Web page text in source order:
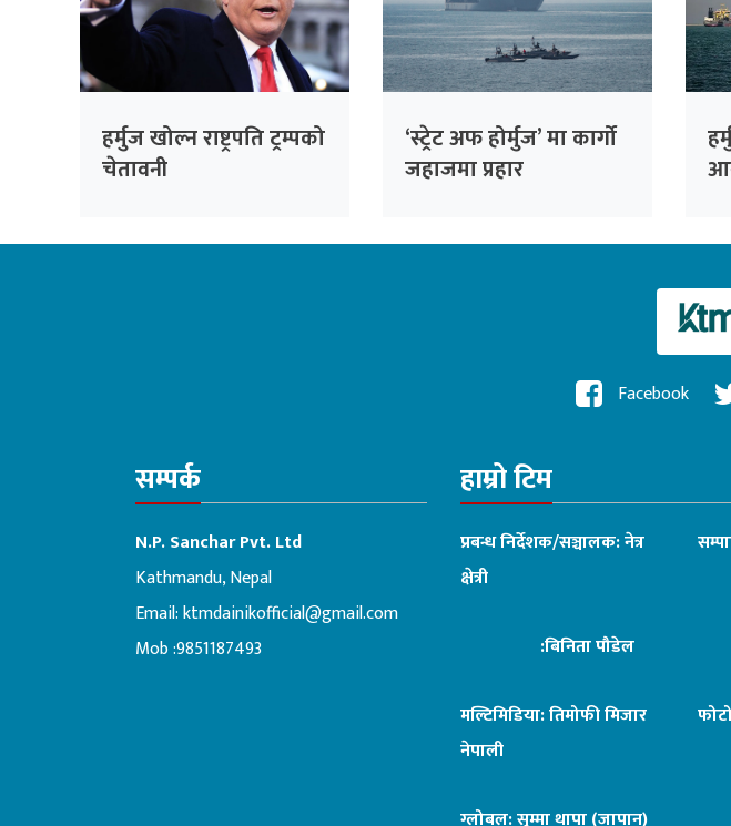
हर्मुज खोल्न राष्ट्रपति ट्रम्पको
चेतावनी
‘स्ट्रेट अफ होर्मुज’ मा कार्गो
जहाजमा प्रहार
Facebook
सम्पर्क
N.P. Sanchar Pvt. Ltd
Kathmandu, Nepal
Email:ktmdainikofficial@gmail.com
Mob :9851187493
हाम्रो टिम
प्रबन्ध निर्देशक/सञ्चालक: नेत्र
क्षेत्री
:बिनिता पौडेल
मल्टिमिडिया: तिमोफी मिजार
नेपाली
ग्लोबल: सुम्मा थापा (जापान)